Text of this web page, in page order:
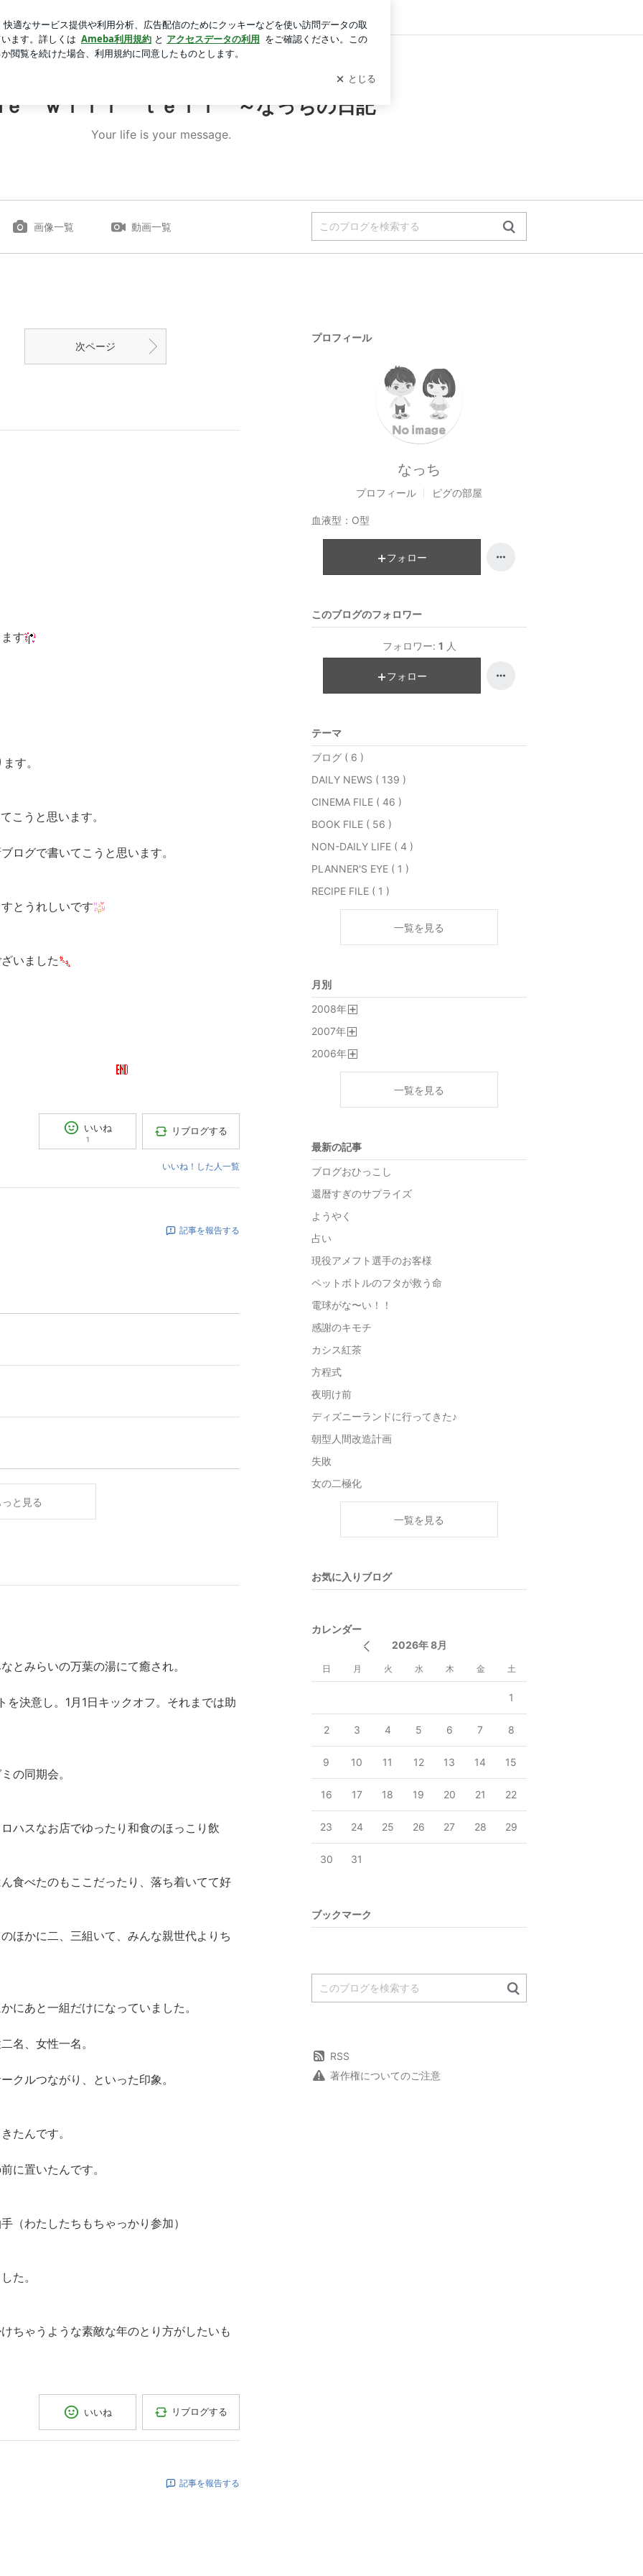
ログイン
ｅ ｗｉｌｌ ｔｅｌｌ ～なっちの日記
Your life is your message.
画像一覧 動画一覧
次ページ
す
す。
こうと思います。
ログで書いてこうと思います。
とうれしいです
いました
いいね
1
リブログする
いいね！した人一覧
記事を報告する
と見る
とみらいの万葉の湯にて癒され。
決意し。1月1日キックオフ。それまでは助
の同期会。
ハスなお店でゆったり和食のほっこり飲
食べたのもここだったり、落ち着いてて好
ほかに二、三組いて、みんな親世代よりち
にあと一組だけになっていました。
名、女性一名。
クルつながり、といった印象。
たんです。
に置いたんです。
（わたしたちもちゃっかり参加）
た。
ちゃうような素敵な年のとり方がしたいも
いいね リブログする
記事を報告する
プロフィール
なっち
プロフィール ピグの部屋
血液型： O型
フォロー
このブログのフォロワー
フォロワー: 1 人
フォロー
テーマ
ブログ ( 6 )
DAILY NEWS ( 139 )
CINEMA FILE ( 46 )
BOOK FILE ( 56 )
NON-DAILY LIFE ( 4 )
PLANNER'S EYE ( 1 )
RECIPE FILE ( 1 )
一覧を見る
月別
2008年
2007年
2006年
一覧を見る
最新の記事
ブログおひっこし
還暦すぎのサプライズ
ようやく
占い
現役アメフト選手のお客様
ペットボトルのフタが救う命
電球がな〜い！！
感謝のキモチ
カシス紅茶
方程式
夜明け前
ディズニーランドに行ってきた♪
朝型人間改造計画
失敗
女の二極化
一覧を見る
お気に入りブログ
カレンダー
2026年 8月
日 月 火 水 木 金 土
1
2 3 4 5 6 7 8
9 10 11 12 13 14 15
16 17 18 19 20 21 22
23 24 25 26 27 28 29
30 31
ブックマーク
RSS
著作権についてのご注意